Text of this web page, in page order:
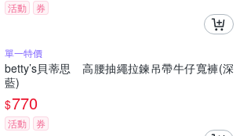
活動 券
單一特價
betty’s貝蒂思 高腰抽繩拉鍊吊帶牛仔寬褲(深
藍)
$770
活動 券